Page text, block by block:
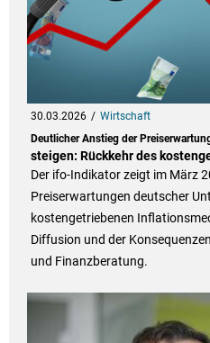
30.03.2026
Wirtschaft
Deutlicher Anstieg der
steigen: Rückkehr des
Der ifo-Indikator zeigt im März
Preiserwartungen deutscher
kostengetriebenen
Diffusion und der
und Finanzberatung.